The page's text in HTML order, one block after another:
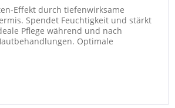
Effekt durch tiefenwirksame
Spendet Feuchtigkeit und stärkt
Pflege während und nach
Optimale